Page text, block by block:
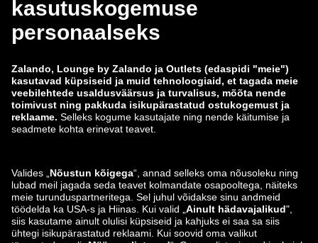
zalando-lounge.co.uk
zalando-lounge.lt zalando-lounge.sk
zalando-lounge.ro zalando-lounge.hr
zalando-lounge.lu zalando-lounge.ee
zalando-lounge.lv zalando-lounge.no